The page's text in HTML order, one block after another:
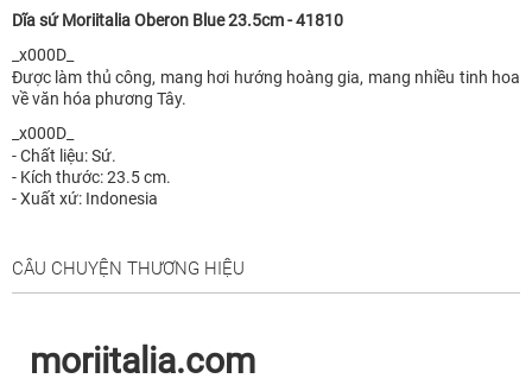
Dĩa sứ Moriitalia Oberon Blue 23.5cm - 41810
_x000D_
Được làm thủ công, mang hơi hướng hoàng gia, mang nhiều tinh hoa
về văn hóa phương Tây.
_x000D_
- Chất liệu: Sứ.
- Kích thước: 23.5 cm.
- Xuất xứ: Indonesia
CÂU CHUYỆN THƯƠNG HIỆU
moriitalia.com